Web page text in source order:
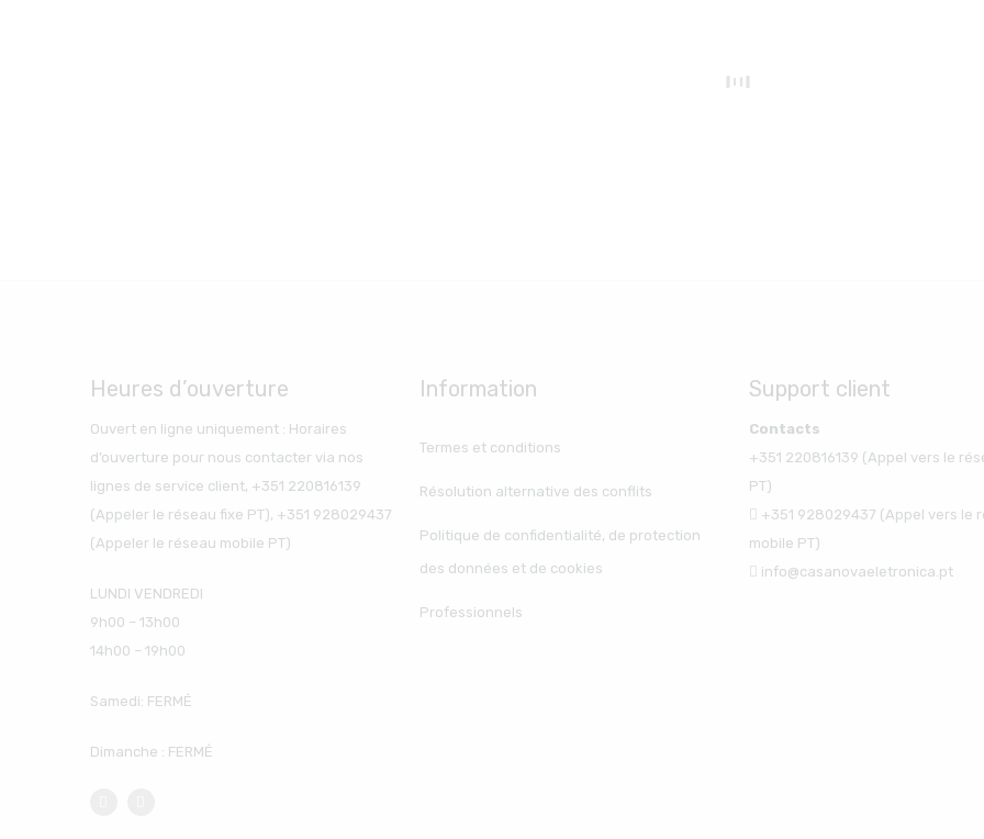
Heures d’ouverture
Ouvert en ligne uniquement : Horaires
d’ouverture pour nous contacter via nos
lignes de service client, +351 220816139
(Appeler le réseau fixe PT), +351 928029437
(Appeler le réseau mobile PT)
LUNDI VENDREDI
9h00 – 13h00
14h00 – 19h00
Samedi: FERMÉ
Dimanche : FERMÉ
Information
Termes et conditions
Résolution alternative des conflits
Politique de confidentialité, de protection
des données et de cookies
Professionnels
Support client
Contacts
+351 220816139 (Appel vers le
PT)
+351 928029437 (Appel vers le
mobile PT)
info@casanovaeletronica.pt